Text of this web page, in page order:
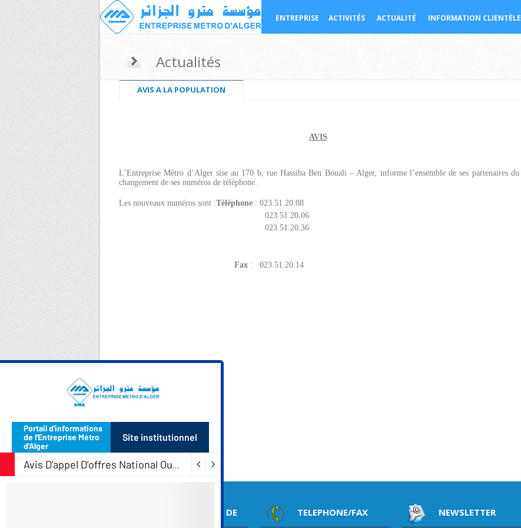
ENTREPRISE ACTIVITÉS ACTUALITÉ INFORMATION CLIENTÈLE
Actualités
AVIS A LA POPULATION
AVIS
L’Entreprise Métro d’Alger sise au 170 b, rue Hassiba Ben Bouali – Alger, informe l’ensemble de ses partenaires du
changement de ses numéros de téléphone.
Les nouveaux numéros sont :Téléphone : 023.51.20.08
023.51.20.06
023.51.20.36
Fax : 023.51.20.14
COORDONNEES DE TELEPHONE/FAX NEWSLETTER